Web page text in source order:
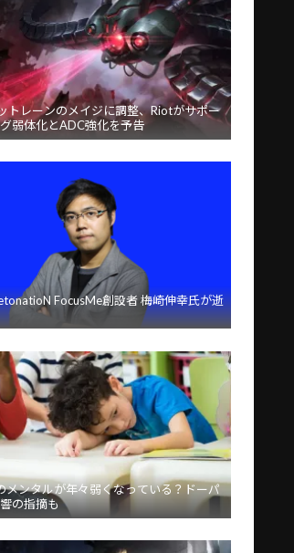
トレーンのメイジに調整、Riotがサポー
弱体化とADC強化を予告
FocusMe創設者 梅崎伸幸氏が逝
メンタルが年々弱くなっている？ドーパ
の指摘も